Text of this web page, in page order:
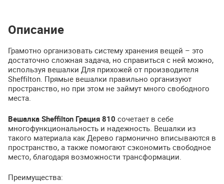
Описание
Грамотно организовать систему хранения вещей – это
достаточно сложная задача, но справиться с ней можно,
используя вешалки Для прихожей от производителя
Sheffilton. Прямые вешалки правильно организуют
пространство, но при этом не займут много свободного
места.
Вешалка Sheffilton Грация 810 сочетает в себе
многофункциональность и надежность. Вешалки из
такого материала как Дерево гармонично вписываются в
пространство, а также помогают сэкономить свободное
место, благодаря возможности трансформации.
Преимущества: